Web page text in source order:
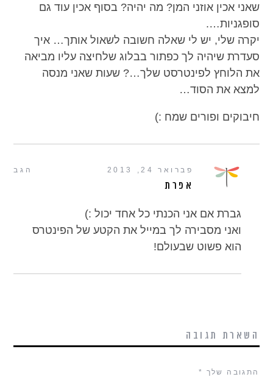
שאני אכין אוזני המן? מה יהיה? בסוף אכין עוד גם
סופגניות….
יקרה שלי, יש לי שאלה חשובה לשאול אותך… איך
סעדרת שיהיה לך כפתור בבלוג שלחיצה עליו מביאה
את הלוחץ לפינטרסט שלך…? שעות שאני מנסה
למצא את הסוד…
חיבוקים ופורים שמח :)
הגב פברואר 24, 2013
אפרת
גברת אם אני הכנתי כל אחד יכול :)
ואני מסבירה לך במייל את הקטע של הפינטרס
הוא פשוט שבעולם!
השארת תגובה
התגובה שלך *